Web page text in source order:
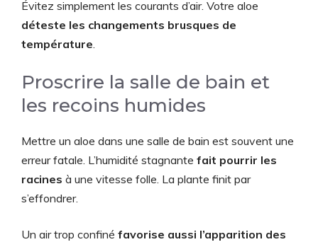
Évitez simplement les courants d’air. Votre aloe
déteste les changements brusques de
température
Proscrire la salle de bain et
les recoins humides
Mettre un aloe dans une salle de bain est souvent une
erreur fatale. L’humidité stagnante fait pourrir les
racines à une vitesse folle. La plante finit par
s’effondrer.
Un air trop confiné favorise aussi l’apparition des